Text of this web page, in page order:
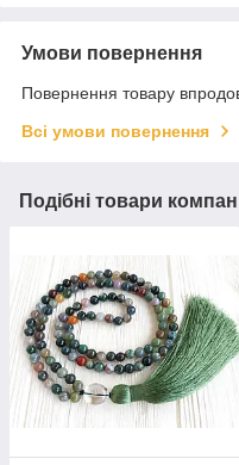
Умови повернення
Повернення товару
Всі умови повернення
Подібні товари